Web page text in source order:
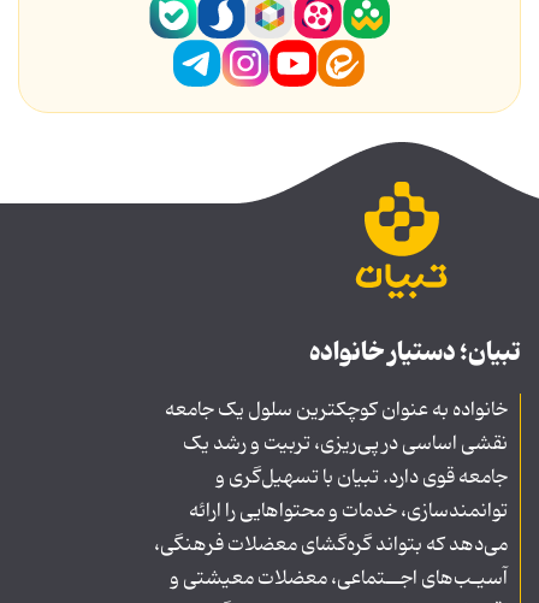
تبیان؛ دستیار خانواده
خانواده به عنوان کوچکترین سلول یک جامعه
نقشی اساسی در پی‌ریزی، تربیت و رشد یک
جامعه قوی دارد. تبیان با تسهیل‌گری و
توانمندسازی، خدمات و محتواهایی را ارائه
می‌دهد که بتواند گره‌گشای معضلات فرهنگی،
آسیـب‌های اجــتماعی، معضلات معیشتی و